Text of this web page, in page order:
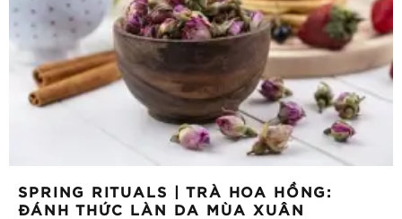
SPRING RITUALS | TRÀ HOA HỒNG:
ĐÁNH THỨC LÀN DA MÙA XUÂN